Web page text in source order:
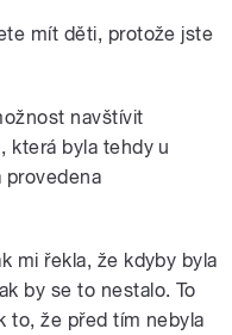
mít děti, protože jste
navštívit
která byla tehdy u
provedena
mi řekla, že kdyby byla
by se to nestalo. To
to, že před tím nebyla